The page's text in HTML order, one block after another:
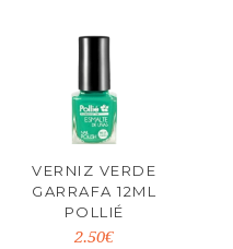
VERNIZ VERDE
GARRAFA 12ML
POLLIÉ
2.50€